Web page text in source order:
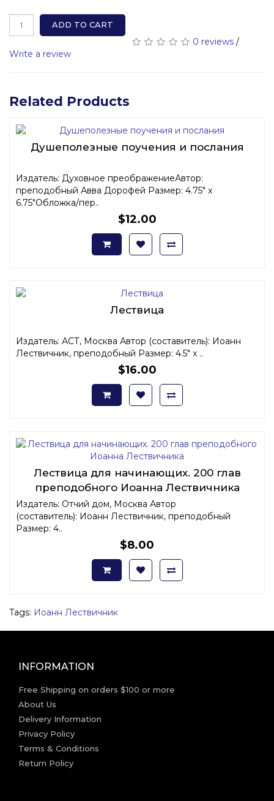
ADD TO CART
0 reviews /
Write a review
Related Products
Душеполезные поучения и послания
Издатель: Духовное преображениеАвтор:
преподобный Авва Дорофей Размер: 4.75" x
6.75"Обложка/пер..
$12.00
Лествица
Издатель: АСТ, Москва Автор (составитель): Иоанн
Лествичник, преподобный Размер: 4.5" x ..
$16.00
Лествица для начинающих. 200 глав
преподобного Иоанна Лествичника
Издатель: Отчий дом, Москва Автор
(составитель): Иоанн Лествичник, преподобный
Размер: 4..
$8.00
Tags: Иоанн Лествичник
INFORMATION
Free Shipping on orders $100 or more
About Us
Delivery Information
Privacy Policy
Terms & Conditions
Return Policy